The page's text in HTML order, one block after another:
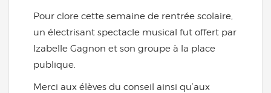
Pour clore cette semaine de rentrée scolaire,
un électrisant spectacle musical fut offert par
Izabelle Gagnon et son groupe à la place
publique.
Merci aux élèves du conseil ainsi qu’aux